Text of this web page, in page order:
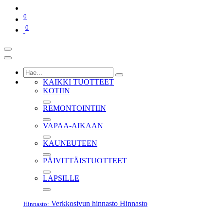
0
0
KAIKKI TUOTTEET
KOTIIN
REMONTOINTIIN
VAPAA-AIKAAN
KAUNEUTEEN
PÄIVITTÄISTUOTTEET
LAPSILLE
Hinnasto: Verkkosivun hinnasto Hinnasto